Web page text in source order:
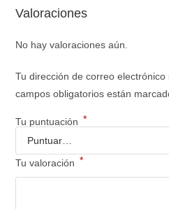
Valoraciones
No hay valoraciones aún.
Tu dirección de correo electrónico
campos obligatorios están
Tu puntuación *
Tu valoración *